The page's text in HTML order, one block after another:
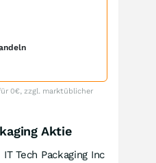
0€, zzgl. marktüblicher
Aktie
IT Tech Packaging Inc